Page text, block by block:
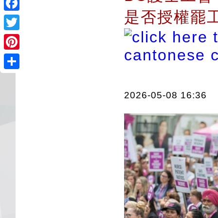
Facebook
Twitter
Pinterest
是否授權罷
2026-05-08 16:36